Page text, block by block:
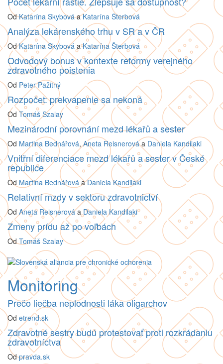
OdKatarína SkybováaKatarína Šterbová
Analýza lekárenského trhu v SR a v ČR
OdKatarína Skybová aKatarína Šterbová
Odvodový bonus v kontexte reformy verejného
zdravotného poistenia
Od Peter Pažitný
Rozpočet: prekvapenie sa nekoná
OdTomáš Szalay
Mezinárodní porovnání mezd lékařů a sester
Od Martina Bednářová,Aneta Reisnerováa Daniela Kandilaki
Vnitřní diferenciace mezd lékařů a sester v České
republice
Od Martina Bednářová aDaniela Kandilaki
Relativní mzdy v sektoru zdravotnictví
Od Aneta Reisnerováa Daniela Kandilaki
Zmeny prídu až po voľbách
OdTomáš Szalay
Monitoring
Prečo liečba neplodnosti láka oligarchov
Od etrend.sk
Zdravotné sestry budú protestovať proti rozkrádaniu
zdravotníctva
Odpravda.sk